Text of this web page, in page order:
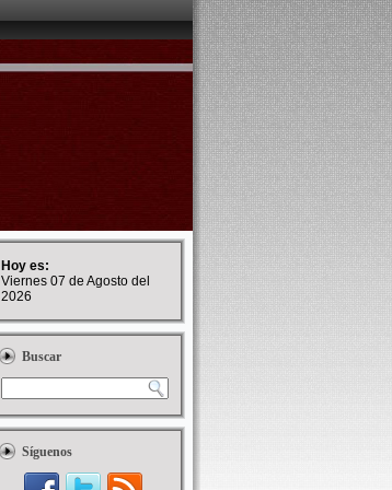
Hoy es:
Viernes 07 de Agosto del
2026
Buscar
Síguenos